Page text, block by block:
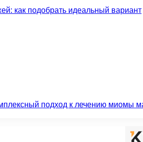
как подобрать идеальный вариант
подход к лечению миомы